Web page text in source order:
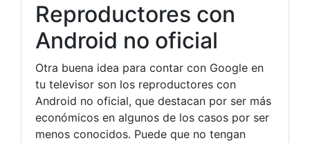
Reproductores con
Android no oficial
Otra buena idea para contar con Google en
tu televisor son los reproductores con
Android no oficial, que destacan por ser más
económicos en algunos de los casos por ser
menos conocidos. Puede que no tengan